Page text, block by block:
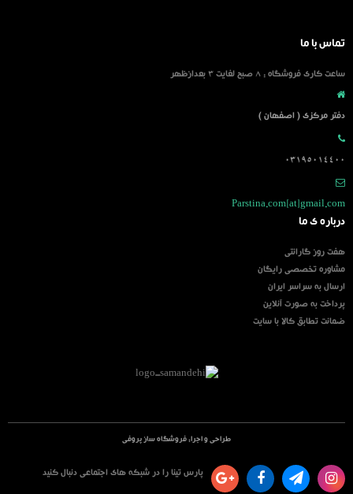
تماس با ما
ساعت کاری فروشگاه : 8 صبح لغایت 3 بعدازظهر
دفتر مرکزی ( اصفهان )
03195014400
Parstina.com[at]gmail.com
درباره ی ما
هفت روز گارانتی
مشاوره تخصصی رایگان
ارسال به سراسر ایران
پرداخت به صورت آنلاین
ضمانت تطابق کالا با سایت
طراحی و اجرا:فروشگاه ساز پروفی
پارس تینا را در شبکه های اجتماعی دنبال کنید